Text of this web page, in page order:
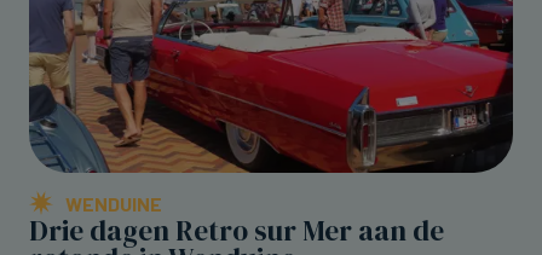
WENDUINE
Drie dagen Retro sur Mer aan de